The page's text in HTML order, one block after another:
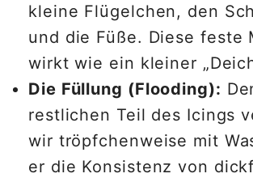
kleine Flügelchen, den
und die Füße. Diese feste
wirkt wie ein kleiner
Die Füllung (Flooding):
restlichen Teil des Icings
wir tröpfchenweise mit
er die Konsistenz von